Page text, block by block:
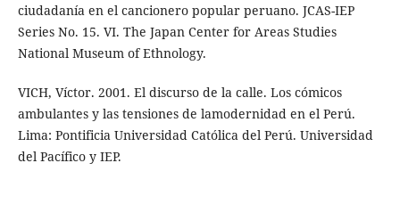
ciudadanía en el cancionero popular peruano. JCAS-IEP
Series No. 15. VI. The Japan Center for Areas Studies
National Museum of Ethnology.
VICH, Víctor. 2001. El discurso de la calle. Los cómicos
ambulantes y las tensiones de lamodernidad en el Perú.
Lima: Pontificia Universidad Católica del Perú. Universidad
del Pacífico y IEP.